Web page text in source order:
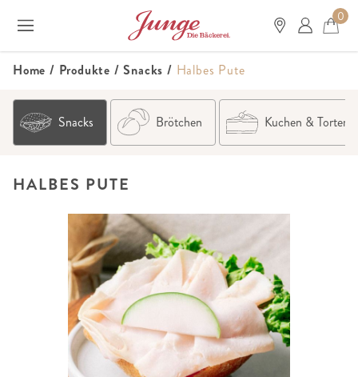
0
Home / Produkte /Snacks / Halbes Pute
Snacks Brötchen Kuchen & Torten
HALBES PUTE